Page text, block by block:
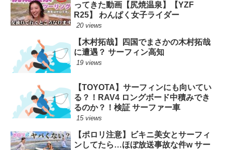
ってきた動画【尻焼温泉】【YZF
R25】 わんぱく女子ライダー
20 views
【木村拓哉】四国でまさかの木村拓哉
に遭遇？ サーフィン高知
19 views
【TOYOTA】サーフィンにも向いてい
る？！RAV4 ロングボード中積みでき
るのか？！検証 サーファー車
15 views
【ポロリ注意】ビキニ美女とサーフィ
ンしてたら…ほぼ放送事故な件w サー